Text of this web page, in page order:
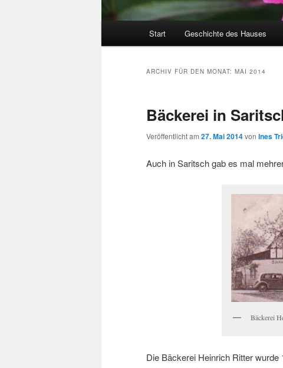
Start Geschichte des Hauses
ARCHIV FÜR DEN MONAT: MAI 2014
Bäckerei in
Veröffentlicht am 27. Mai 2014von Ines
Auch in Saritsch gab es mal
Bäckerei
Die Bäckerei Heinrich Ritter